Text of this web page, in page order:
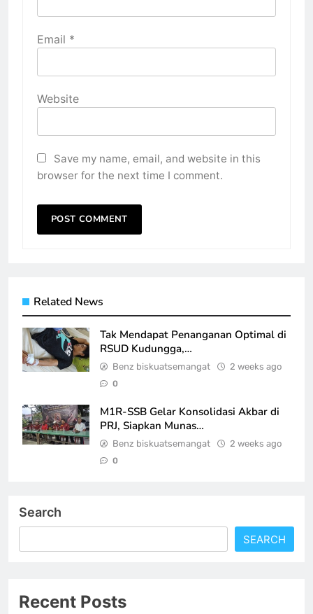
Email *
Website
Save my name, email, and website in this
browser for the next time I comment.
Related News
Tak Mendapat Penanganan Optimal di
RSUD Kudungga,…
Benz biskuatsemangat 2 weeks ago
0
M1R-SSB Gelar Konsolidasi Akbar di
PRJ, Siapkan Munas…
Benz biskuatsemangat 2 weeks ago
0
Search
SEARCH
Recent Posts